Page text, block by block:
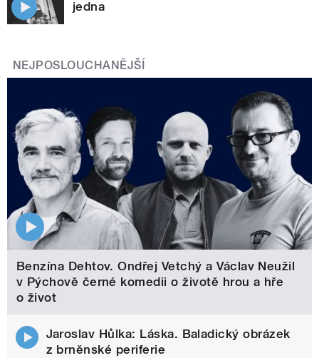
jedna
NEJPOSLOUCHANĚJŠÍ
Benzína Dehtov. Ondřej Vetchý a Václav Neužil
v Pýchově černé komedii o životě hrou a hře
o život
Jaroslav Hůlka: Láska. Baladický obrázek
z brněnské periferie